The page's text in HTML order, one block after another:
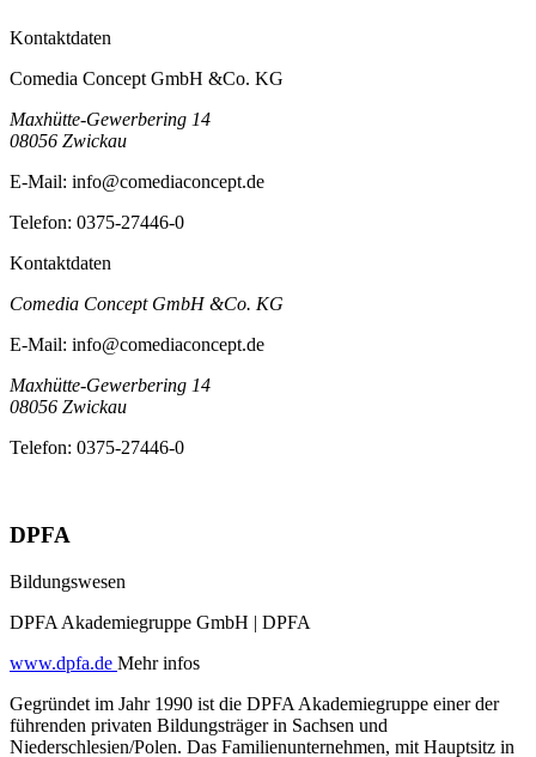
Kontaktdaten
Comedia Concept GmbH &Co. KG
Maxhütte-Gewerbering 14
08056 Zwickau
E-Mail: info@comediaconcept.de
Telefon: 0375-27446-0
Kontaktdaten
Comedia Concept GmbH &Co. KG
E-Mail: info@comediaconcept.de
Maxhütte-Gewerbering 14
08056 Zwickau
Telefon: 0375-27446-0
DPFA
Bildungswesen
DPFA Akademiegruppe GmbH | DPFA
www.dpfa.de Mehr infos
Gegründet im Jahr 1990 ist die DPFA Akademiegruppe einer der
führenden privaten Bildungsträger in Sachsen und
Niederschlesien/Polen. Das Familienunternehmen, mit Hauptsitz in